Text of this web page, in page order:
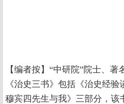
【编者按】“中研院”院士、
《治史三书》包括《治史经
穆宾四先生与我》三部分，该